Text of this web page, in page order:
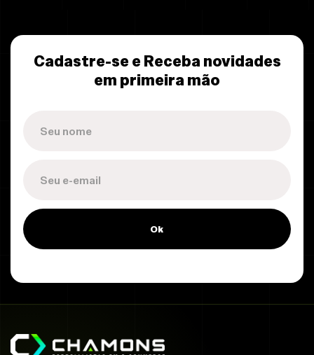
Cadastre-se e Receba novidades
em primeira mão
Ok